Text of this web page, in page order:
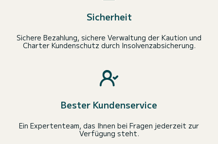
Sicherheit
Sichere Bezahlung, sichere Verwaltung der Kaution und
Charter Kundenschutz durch Insolvenzabsicherung.
Bester Kundenservice
Ein Expertenteam, das Ihnen bei Fragen jederzeit zur
Verfügung steht.